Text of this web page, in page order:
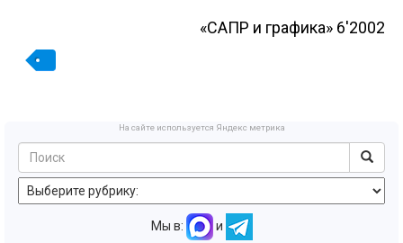
«САПР и графика» 6'2002
На сайте используется Яндекс метрика
Мы в: и